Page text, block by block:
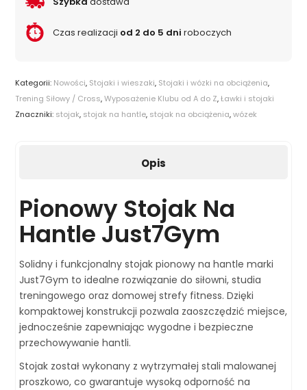
Czas realizacji od 2 do 5 dni roboczych
Kategorii: Nowości, Stojaki i wieszaki, Stojaki i wózki na obciążenia,
Trening Siłowy / Cross,Wyposażenie Klubu od A do Z,Ławki i stojaki
Znaczniki: stojak, stojak na hantle, stojak na obciążenia,wózek
Opis
Pionowy Stojak Na
Hantle Just7Gym
Solidny i funkcjonalny stojak pionowy na hantle marki
Just7Gym to idealne rozwiązanie do siłowni, studia
treningowego oraz domowej strefy fitness. Dzięki
kompaktowej konstrukcji pozwala zaoszczędzić miejsce,
jednocześnie zapewniając wygodne i bezpieczne
przechowywanie hantli.
Stojak został wykonany z wytrzymałej stali malowanej
proszkowo, co gwarantuje wysoką odporność na